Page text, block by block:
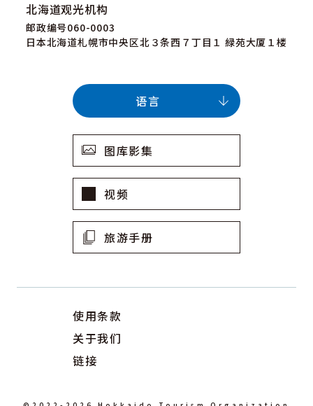
北海道观光机构
邮政编号060-0003
日本北海道札幌市中央区北３条西７丁目１ 緑苑大厦１楼
图库影集
视频
旅游手册
使用条款
关于我们
链接
语言